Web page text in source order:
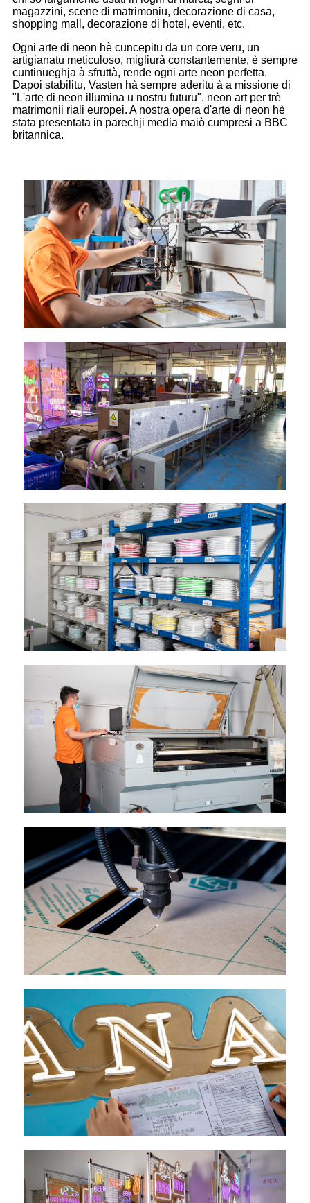
magazzini, scene di matrimoniu, decorazione di casa,
shopping mall, decorazione di hotel, eventi, etc.
Ogni arte di neon hè cuncepitu da un core veru, un
artigianatu meticuloso, migliurà constantemente, è sempre
cuntinueghja à sfruttà, rende ogni arte neon perfetta.
Dapoi stabilitu, Vasten hà sempre aderitu à a missione di
"L'arte di neon illumina u nostru futuru". neon art per trè
matrimonii riali europei. A nostra opera d'arte di neon hè
stata presentata in parechji media maiò cumpresi a BBC
britannica.